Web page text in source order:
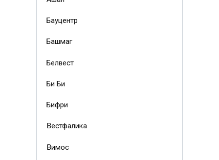
Бауцентр
Башмаг
Белвест
Би Би
Бифри
Вестфалика
Вимос